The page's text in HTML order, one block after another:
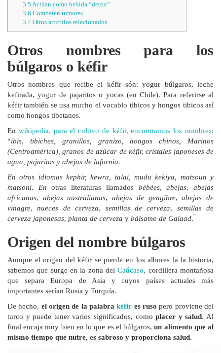
3.5 Actúan como bebida “detox”
3.6 Combaten tumores
3.7 Otros artículos relacionados
Otros nombres para los
búlgaros o kéfir
Otros nombres que recibe el kéfir són: yogur búlgaros, leche
kefirada, yogur de pajaritos o yocas (en Chile). Para referirse al
kéfir también se usa mucho el vocablo tibicos y hongos tibicos así
como hongos tibetanos.
En wikipedia, para el cultivo de kéfir, encontramos los nombres:
“ibis, tibiches, granillos, granizo, hongos chinos, Marinos
(Centroamérica), granos de azúcar de kéfir, cristales japoneses de
agua, pajaritos y abejas de lafornia.
En otros idiomas kephir, kewra, talai, mudu kekiya, matsoun y
matsoni. Enotras literaturas llamados bébées,abejas,abejas
africanas, abejas australianas,abejas de gengibre,abejas de
vinagre,nueces de cerveza, semillas de cerveza, semillas de
cerveza japonesas, planta de cerveza y bálsamo de Galaad.“
Origen del nombre búlgaros
Aunque el origen del kéfir se pierde en los albores la la historia,
sabemos que surge en la zona delCaúcaso, cordillera montañosa
que separa Europa de Asia y cuyos países actuales más
importantes serían Rusia y Turquía.
De hecho, el origen de la palabrakéfir es ruso pero proviene del
turco y puede tener varios significados, comoplacer y salud. Al
final encaja muy bien en lo que es el búlgaros,un alimento que al
mismo tiempo que nutre, es sabroso y proporciona salud.